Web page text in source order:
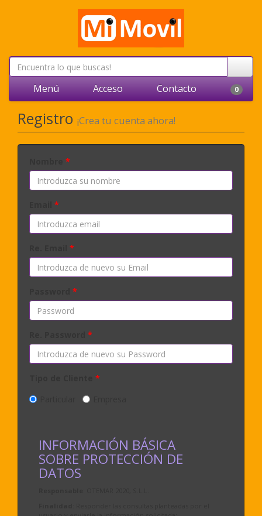
Menú Acceso Contacto 0
Registro ¡Crea tu cuenta ahora!
*
*
*
*
*
*
INFORMACIÓN BÁSICA
SOBRE PROTECCIÓN DE
DATOS